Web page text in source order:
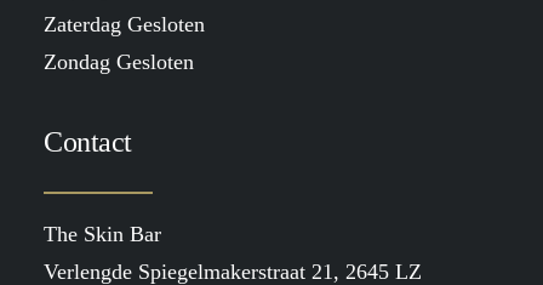
Zaterdag Gesloten
Zondag Gesloten
Contact
The Skin Bar
Verlengde Spiegelmakerstraat 21, 2645 LZ